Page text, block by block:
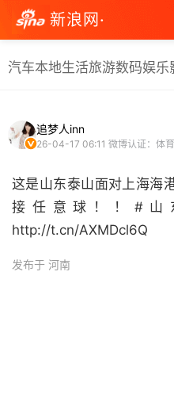
新浪网·
汽车本地生活旅游数码娱乐
追梦人inn
26-04-17 06:11 微博认证：体
这是山东泰山面对上海海
接任意球！！#山
http://t.cn/AXMDcl6Q ​
发布于 河南